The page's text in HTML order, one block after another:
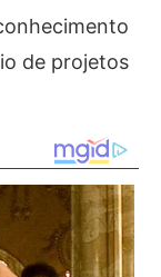
de projetos